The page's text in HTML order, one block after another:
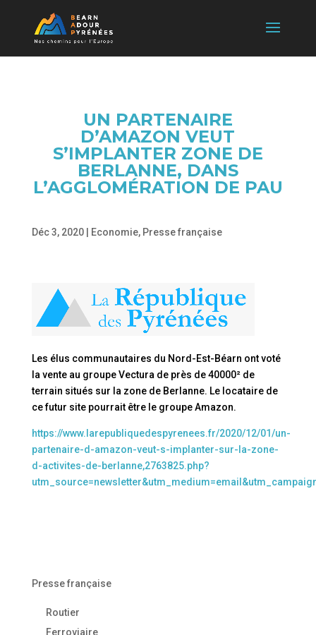
UN PARTENAIRE
D’AMAZON VEUT
S’IMPLANTER ZONE DE
BERLANNE, DANS
L’AGGLOMÉRATION DE PAU
Déc 3, 2020| Economie, Presse française
Les élus communautaires du Nord-Est-Béarn ont voté
la vente au groupe Vectura de près de 40000² de
terrain situés sur la zone de Berlanne. Le locataire de
ce futur site pourrait être le groupe Amazon.
https://www.larepubliquedespyrenees.fr/2020/12/01/un-
partenaire-d-amazon-veut-s-implanter-sur-la-zone-
d-activites-de-berlanne,2763825.php?
Presse française
Routier
Ferroviaire